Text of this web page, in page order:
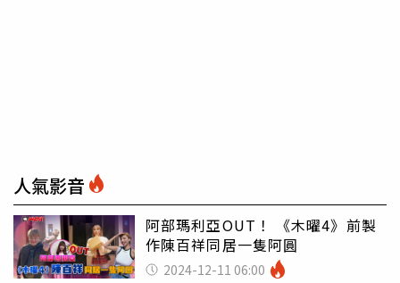
人氣影音
阿部瑪利亞OUT！ 《木曜4》前製
作陳百祥同居一隻阿圓
2024-12-11 06:00